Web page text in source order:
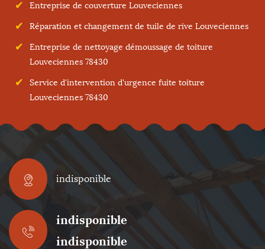
Entreprise de couverture Louveciennes
Réparation et changement de tuile de rive Louveciennes
Entreprise de nettoyage démoussage de toiture
Louveciennes 78430
Service d'intervention d'urgence fuite toiture
Louveciennes 78430
indisponible
indisponible
indisponible